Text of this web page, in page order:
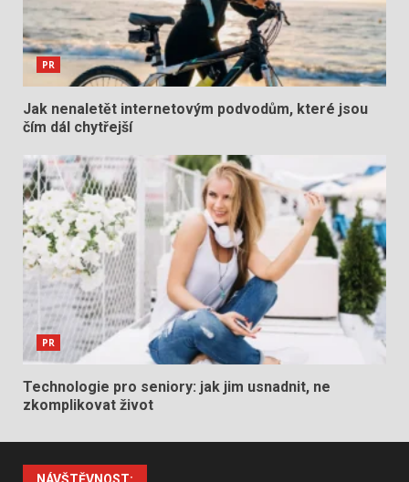
PR
Jak nenaletět internetovým podvodům, které jsou
čím dál chytřejší
PR
Technologie pro seniory: jak jim usnadnit, ne
zkomplikovat život